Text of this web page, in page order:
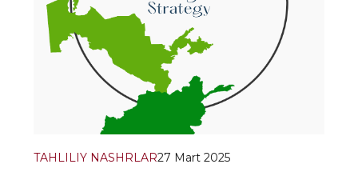
TAHLILIY NASHRLAR27 Mart 2025